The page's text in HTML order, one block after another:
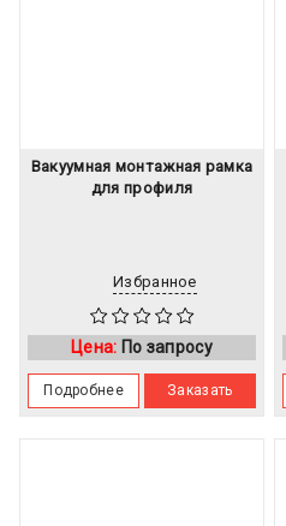
Вакуумная монтажная рамка
для профиля
Избранное
Цена: По запросу
Подробнее Заказать